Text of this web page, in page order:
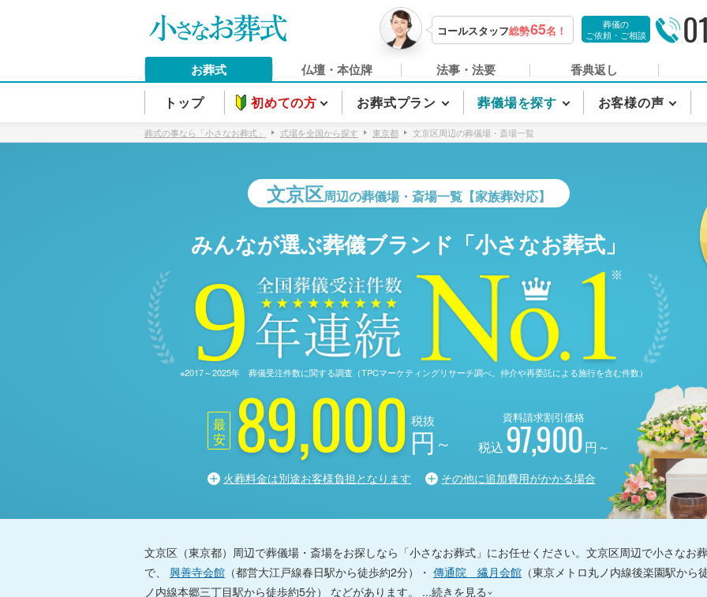
コールスタッフ総勢65名！
葬儀の
ご依頼・ご相談
お葬式 仏壇・本位牌 法事・法要 香典返し
トップ 初めての方 お葬式プラン 葬儀場を探す お客様の声
葬式の事なら「小さなお葬式」 式場を全国から探す 東京都 文京区周辺の葬儀場・斎場一覧
文京区周辺の葬儀場・斎場一覧【家族葬対応】
みんなが選ぶ葬儀ブランド「小さなお葬式」
9
※2017～2025年 葬儀受注件数に関する調査（TPCマーケティングリサーチ調べ。仲介や再委託による施行を含む件数）
最
安
89,000円 ～
税抜 資料請求割引価格
税込97,900円～
火葬料金は別途お客様負担となります その他に追加費用がかかる場合
文京区（東京都）周辺で葬儀場・斎場をお探しなら「小さなお葬式」にお任せください。文京区周辺で小さなお
で、 興善寺会館 （都営大江戸線春日駅から徒歩約2分）・ 傳通院 繊月会館 （東京メトロ丸ノ内線後楽園駅から
ノ内線本郷三丁目駅から徒歩約5分） などがあります。 ...続きを見る